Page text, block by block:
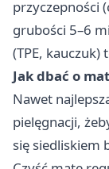
przyczepności
grubości 5–6
(TPE, kauczuk)
Jak dbać o
Nawet
pielęgnacji,
się siedliskiem